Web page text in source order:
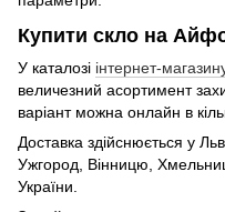
Купити скло на
У каталозі інтернет-
величезний асортимент
варіант можна онлайн в
Доставка здійснюється у
Ужгород, Вінницю,
України.